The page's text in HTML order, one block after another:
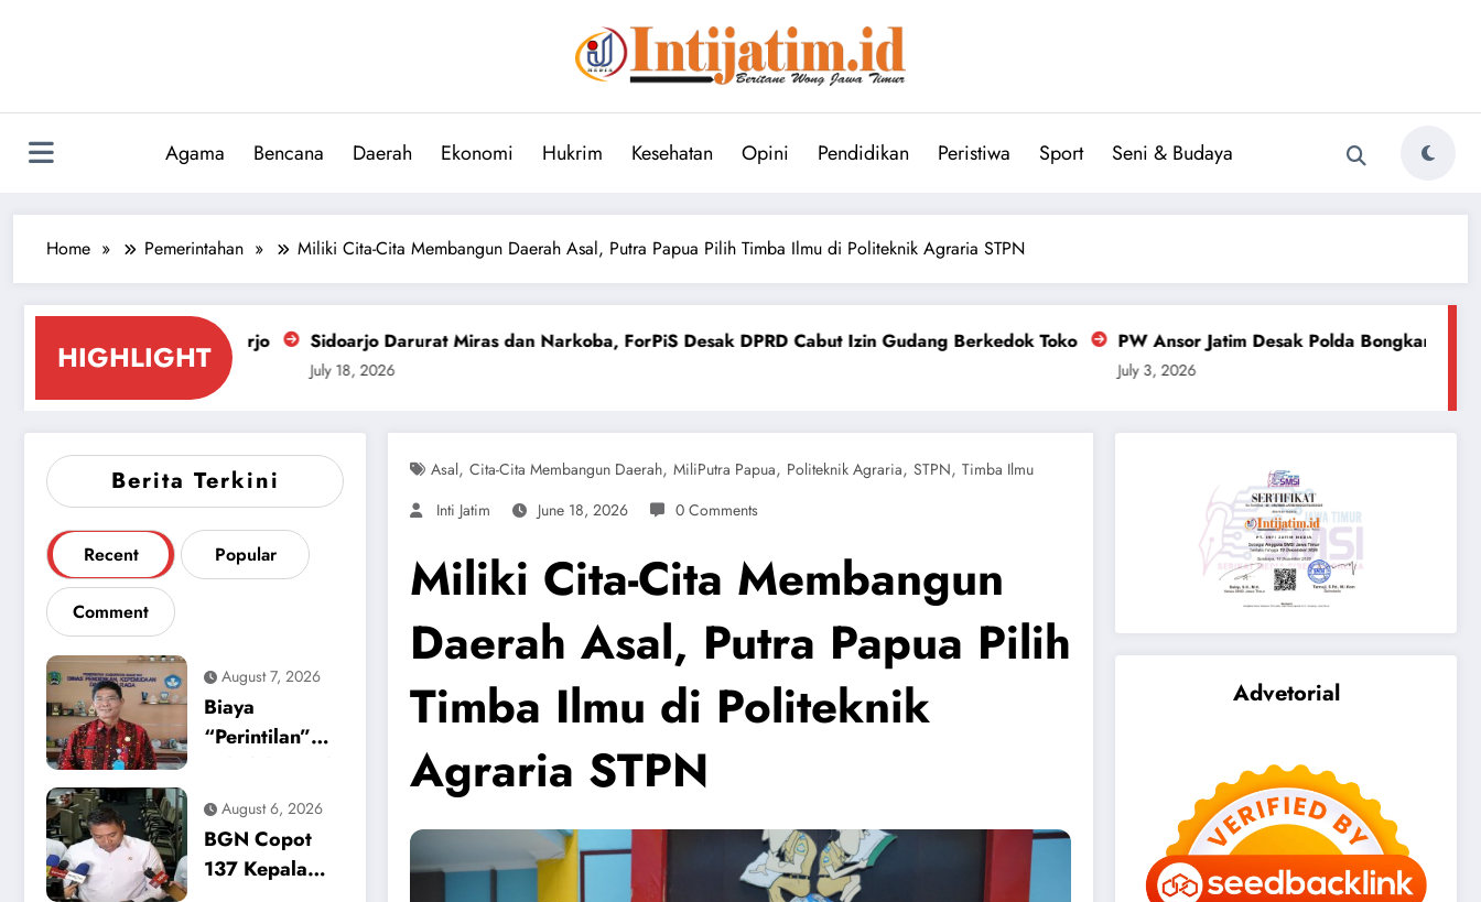
Agama Bencana Daerah Ekonomi Hukrim Kesehatan Opini Pendidikan Peristiwa Sport Seni & Budaya
Home Pemerintahan Miliki Cita-Cita Membangun Daerah Asal, Putra Papua Pilih Timba Ilmu di Politeknik Agraria STPN
HIGHLIGHT
Sidoarjo Darurat Miras dan Narkoba, ForPiS Desak DPRD Cabut Izin Gudang Berkedok Toko
July 18, 2026
PW Ansor Jatim Desak Polda Bongkar Dalang Tambang Ilegal Asta
Berita Terkini
Recent Popular
Comment
August 7, 2026
Biaya
“Perintilan”
Mencekik,
Dikpora
Magetan Buka
Suara Soal
August 6, 2026
BGN Copot
137 Kepala
Asal, Cita-Cita Membangun Daerah, MiliPutra Papua, Politeknik Agraria, STPN, Timba Ilmu
Inti Jatim
June 18, 2026 0 Comments
Miliki Cita-Cita Membangun
Daerah Asal, Putra Papua Pilih
Timba Ilmu di Politeknik
Agraria STPN
Advetorial